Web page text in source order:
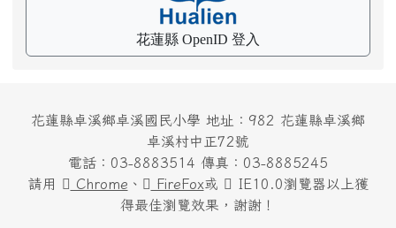
花蓮縣 OpenID 登入
花蓮縣卓溪鄉卓溪國民小學 地址：982 花蓮縣卓溪鄉
卓溪村中正72號
電話：03-8883514 傳真：03-8885245
請用
Chrome 、 FireFox或
IE10.0瀏覽器以上獲
得最佳瀏覽效果，謝謝！